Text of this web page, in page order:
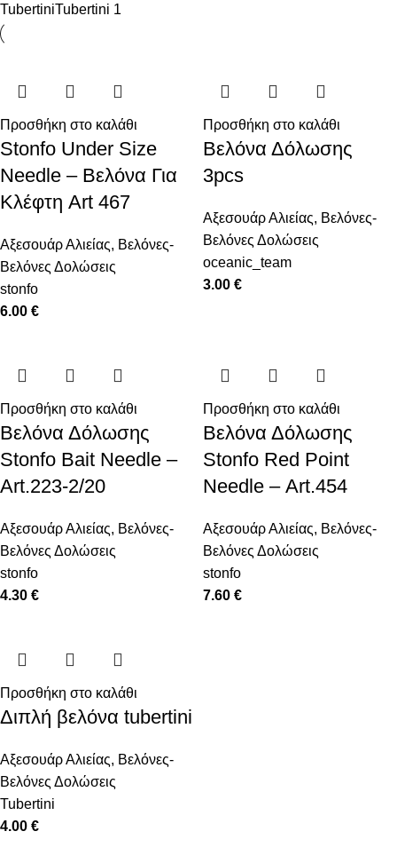
TubertiniTubertini 1
Προσθήκη στο καλάθι
Stonfo Under Size
Needle – Βελόνα Για
Κλέφτη Art 467
Αξεσουάρ Αλιείας, Βελόνες-
Βελόνες Δολώσεις
stonfo
6.00 €
Προσθήκη στο καλάθι
Βελόνα Δόλωσης
3pcs
Αξεσουάρ Αλιείας, Βελόνες-
Βελόνες Δολώσεις
oceanic_team
3.00 €
Προσθήκη στο καλάθι
Βελόνα Δόλωσης
Stonfo Bait Needle –
Art.223-2/20
Αξεσουάρ Αλιείας, Βελόνες-
Βελόνες Δολώσεις
stonfo
4.30 €
Προσθήκη στο καλάθι
Βελόνα Δόλωσης
Stonfo Red Point
Needle – Αrt.454
Αξεσουάρ Αλιείας, Βελόνες-
Βελόνες Δολώσεις
stonfo
7.60 €
Προσθήκη στο καλάθι
Διπλή βελόνα tubertini
Αξεσουάρ Αλιείας, Βελόνες-
Βελόνες Δολώσεις
Tubertini
4.00 €